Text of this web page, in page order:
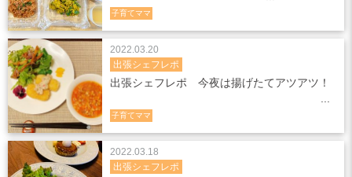
子育てママ
出張シェフレポ 今夜は揚げたてアツアツ！
出張シェフレポ
2022.03.20
子育てママ
出張シェフレポ
2022.03.18